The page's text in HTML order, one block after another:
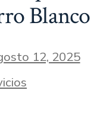
Blanco
12, 2025